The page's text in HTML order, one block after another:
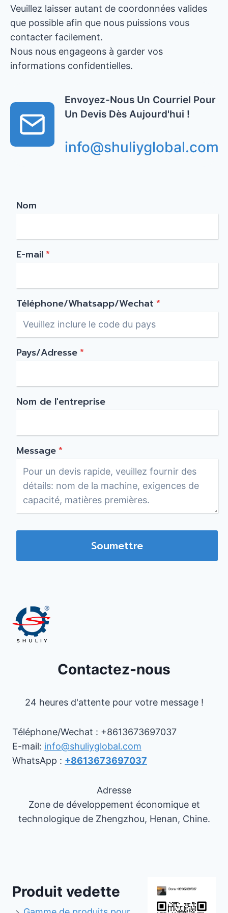
Veuillez laisser autant de coordonnées valides
que possible afin que nous puissions vous
contacter facilement.
Nous nous engageons à garder vos
informations confidentielles.
Envoyez-Nous Un Courriel Pour
Un Devis Dès Aujourd'hui !
info@shuliyglobal.com
Nom
E-mail*
Téléphone/Whatsapp/Wechat *
Pays/Adresse*
Nom de l'entreprise
Message*
Soumettre
Contactez-nous
24 heures d'attente pour votre message !
Téléphone/Wechat : +8613673697037
E-mail: info@shuliyglobal.com
WhatsApp : +8613673697037
Adresse
Zone de développement économique et
technologique de Zhengzhou, Henan, Chine.
Produit vedette